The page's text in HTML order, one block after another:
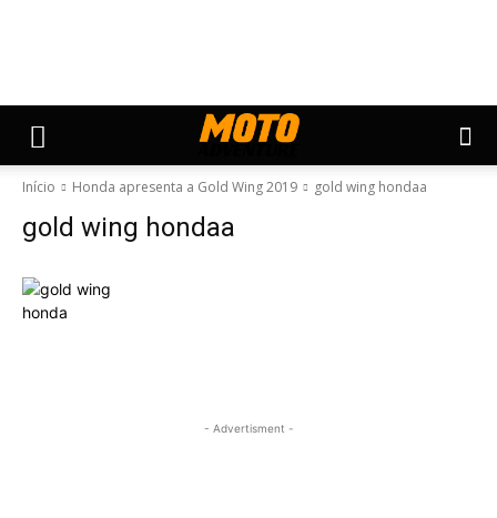
Início Honda apresenta a Gold Wing 2019 gold wing hondaa
gold wing hondaa
- Advertisment -